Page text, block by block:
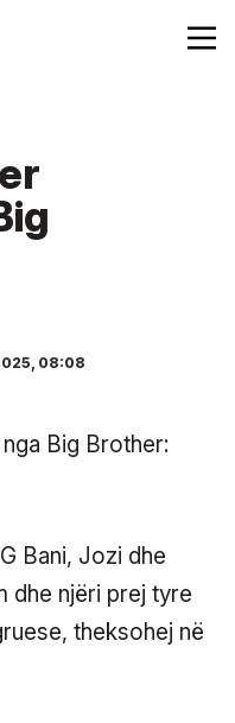
08:08
Bani, Jozi dhe
dhe njëri prej tyre
theksohej në